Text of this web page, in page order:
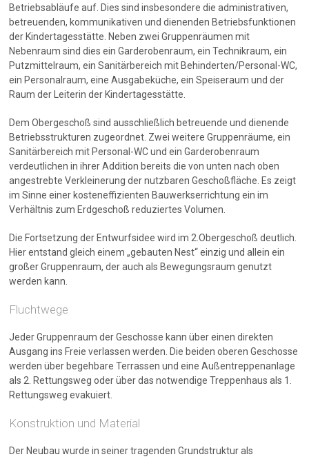
Betriebsabläufe auf. Dies sind insbesondere die administrativen,
betreuenden, kommunikativen und dienenden Betriebsfunktionen
der Kindertagesstätte. Neben zwei Gruppenräumen mit
Nebenraum sind dies ein Garderobenraum, ein Technikraum, ein
Putzmittelraum, ein Sanitärbereich mit Behinderten/Personal-WC,
ein Personalraum, eine Ausgabeküche, ein Speiseraum und der
Raum der Leiterin der Kindertagesstätte.
Dem Obergeschoß sind ausschließlich betreuende und dienende
Betriebsstrukturen zugeordnet. Zwei weitere Gruppenräume, ein
Sanitärbereich mit Personal-WC und ein Garderobenraum
verdeutlichen in ihrer Addition bereits die von unten nach oben
angestrebte Verkleinerung der nutzbaren Geschoßfläche. Es zeigt
im Sinne einer kosteneffizienten Bauwerkserrichtung ein im
Verhältnis zum Erdgeschoß reduziertes Volumen.
Die Fortsetzung der Entwurfsidee wird im 2.Obergeschoß deutlich.
Hier entstand gleich einem „gebauten Nest“ einzig und allein ein
großer Gruppenraum, der auch als Bewegungsraum genutzt
werden kann.
Fluchtwege
Jeder Gruppenraum der Geschosse kann über einen direkten
Ausgang ins Freie verlassen werden. Die beiden oberen Geschosse
werden über begehbare Terrassen und eine Außentreppenanlage
als 2. Rettungsweg oder über das notwendige Treppenhaus als 1.
Rettungsweg evakuiert.
Konstruktion und Material
Der Neubau wurde in seiner tragenden Grundstruktur als